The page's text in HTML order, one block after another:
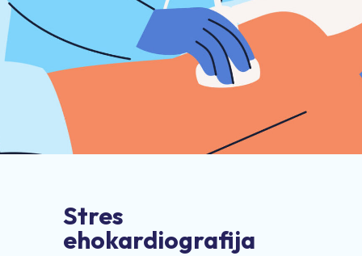
Stres
ehokardiografija